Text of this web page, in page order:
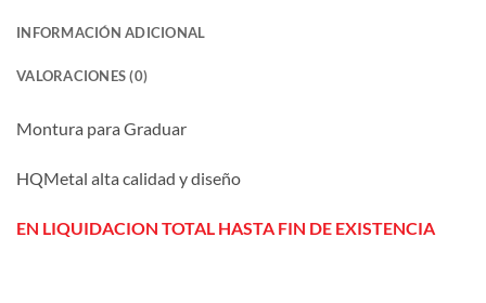
INFORMACIÓN ADICIONAL
VALORACIONES (0)
Montura para Graduar
HQMetal alta calidad y diseño
EN LIQUIDACION TOTAL HASTA FIN DE EXISTENCIA